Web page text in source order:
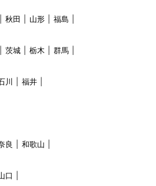
秋田 山形
福島
茨城 栃木
群馬
川
福井
良
和歌山
口